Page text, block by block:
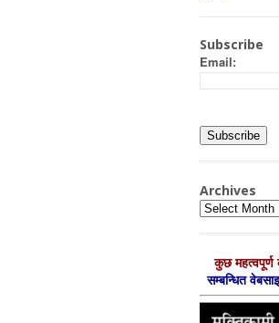
Subscribe
Email:
Archives
Archives
कुछ महत्‍वपूर्ण
सम्‍बन्धित